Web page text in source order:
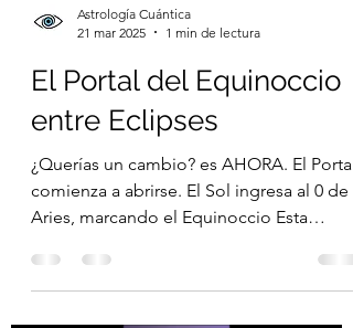
21 mar 2025
1 min de lectura
El Portal del Equinoccio
entre Eclipses
¿Querías un cambio? es AHORA. El Portal
Aries, marcando el Equinoccio Esta
alineación...